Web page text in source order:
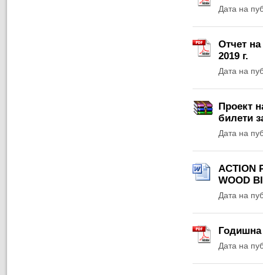
Дата на
Отчет
2019 г.
Дата на
Проект
билети
Дата на
ACTION
WOOD
Дата на
Годишна
Дата на